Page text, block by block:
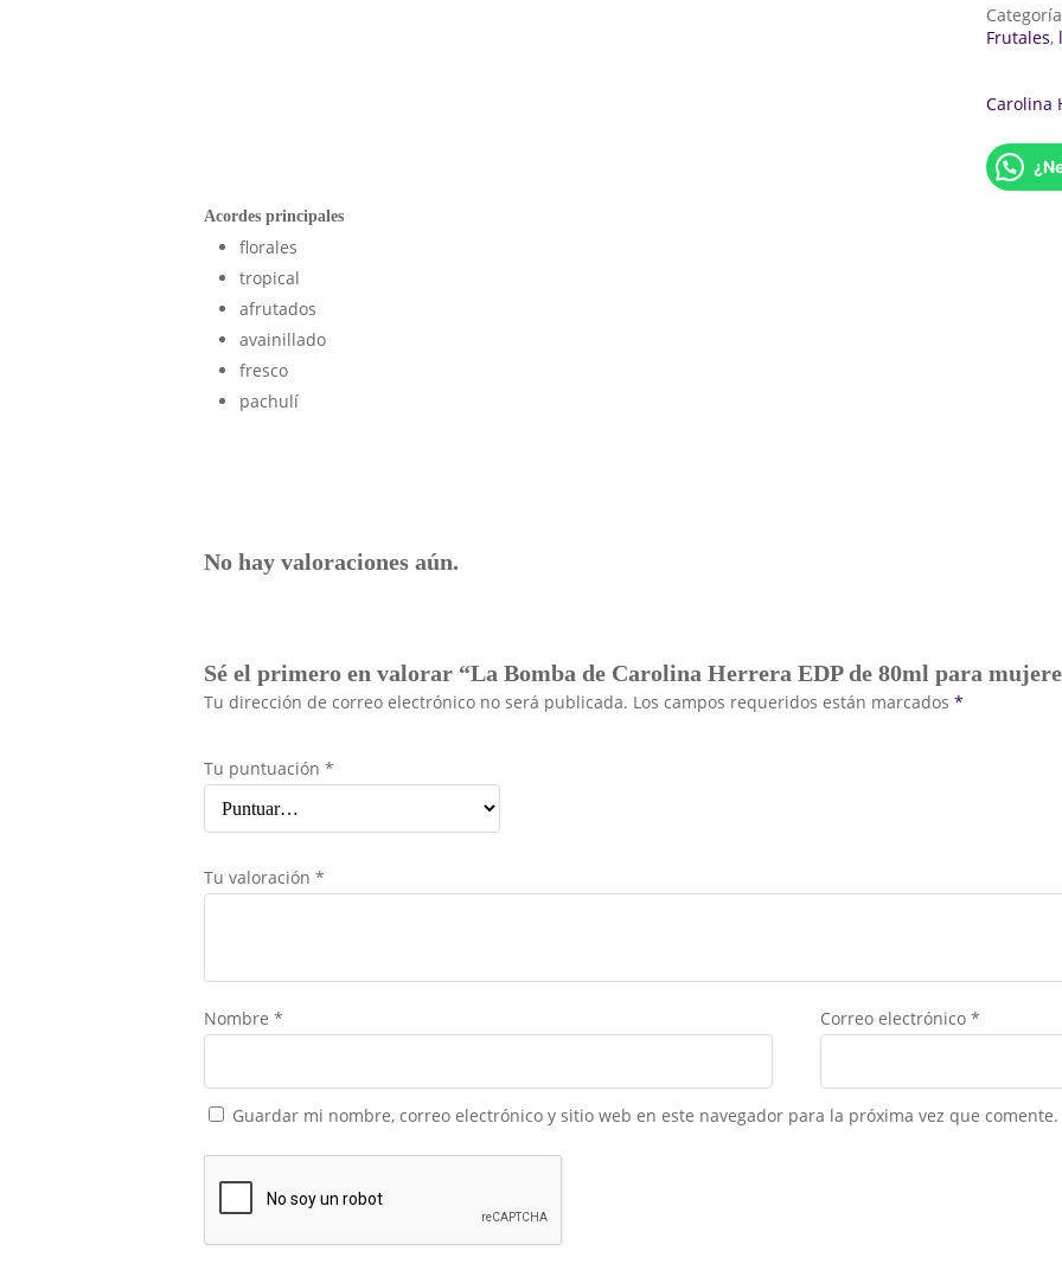
Frutales,
Carolina
Acordes principales
florales
tropical
afrutados
avainillado
fresco
pachulí
No hay valoraciones aún.
Sé el primero en valorar “La Bomba de Carolina Herrera EDP de 80ml para
Tu dirección de correo electrónico no será publicada. Los campos requeridos están marcados *
Tu puntuación *
Tu valoración *
Nombre * Correo electrónico *
Guardar mi nombre, correo electrónico y sitio web en este navegador para la próxima vez que comente.